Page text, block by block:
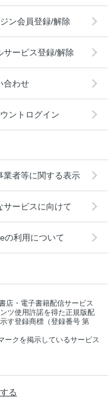
ン会員登録/解除
サービス登録/解除
合わせ
ントログイン
業者等に関する表示
サービスに向けて
の利用について
店・電子書籍配信サービス
ツ使用許諾を得た正規版配
す登録商標（登録番号 第
ークを掲示しているサービス
る